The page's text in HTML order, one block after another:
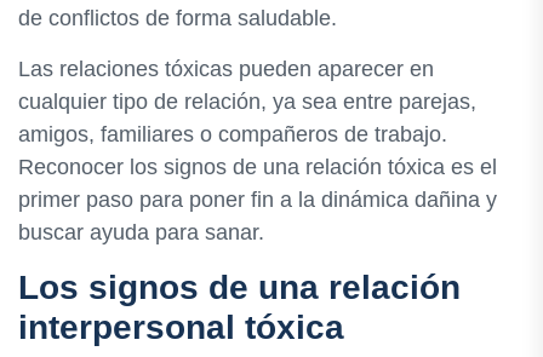
de conflictos de forma saludable.
Las relaciones tóxicas pueden aparecer en
cualquier tipo de relación, ya sea entre parejas,
amigos, familiares o compañeros de trabajo.
Reconocer los signos de una relación tóxica es el
primer paso para poner fin a la dinámica dañina y
buscar ayuda para sanar.
Los signos de una relación
interpersonal tóxica